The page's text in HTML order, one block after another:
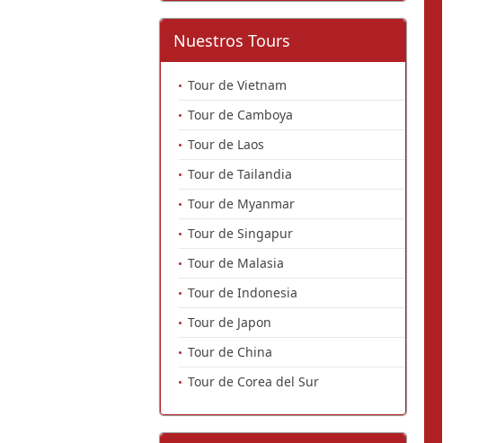
Nuestros Tours
Tour de Vietnam
Tour de Camboya
Tour de Laos
Tour de Tailandia
Tour de Myanmar
Tour de Singapur
Tour de Malasia
Tour de Indonesia
Tour de Japon
Tour de China
Tour de Corea del Sur